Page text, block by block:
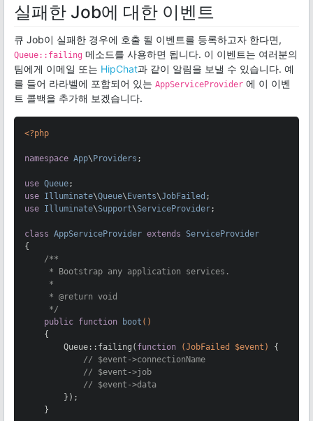
실패한 Job에 대한 이벤트
큐 Job이 실패한 경우에 호출 될 이벤트를 등록하고자 한다면,
Queue::failing 메소드를 사용하면 됩니다. 이 이벤트는 여러분의
팀에게 이메일 또는 HipChat과 같이 알림을 보낼 수 있습니다. 예
를 들어 라라벨에 포함되어 있는 AppServiceProvider 에 이 이벤
트 콜백을 추가해 보겠습니다.
<?php
namespace App\Providers ;
use Queue
use Illuminate\Queue\Events\JobFailed
use Illuminate\Support\ServiceProvider ;
class AppServiceProvider extends
ServiceProvider
{
/**
     * Bootstrap any application services.
     *
     *
@return void
     */
public function boot ()
{
        Queue::failing(
function (JobFailed $event)
{
// $event->connectionName
// $event->job
// $event->data
        });
    }